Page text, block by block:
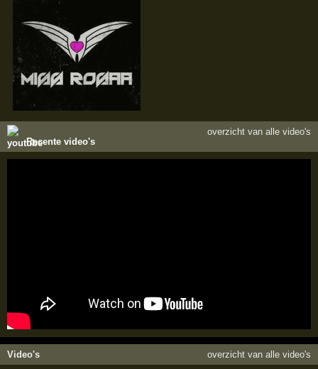
Recente video's
overzicht van alle video's
Video's overzicht van alle video's